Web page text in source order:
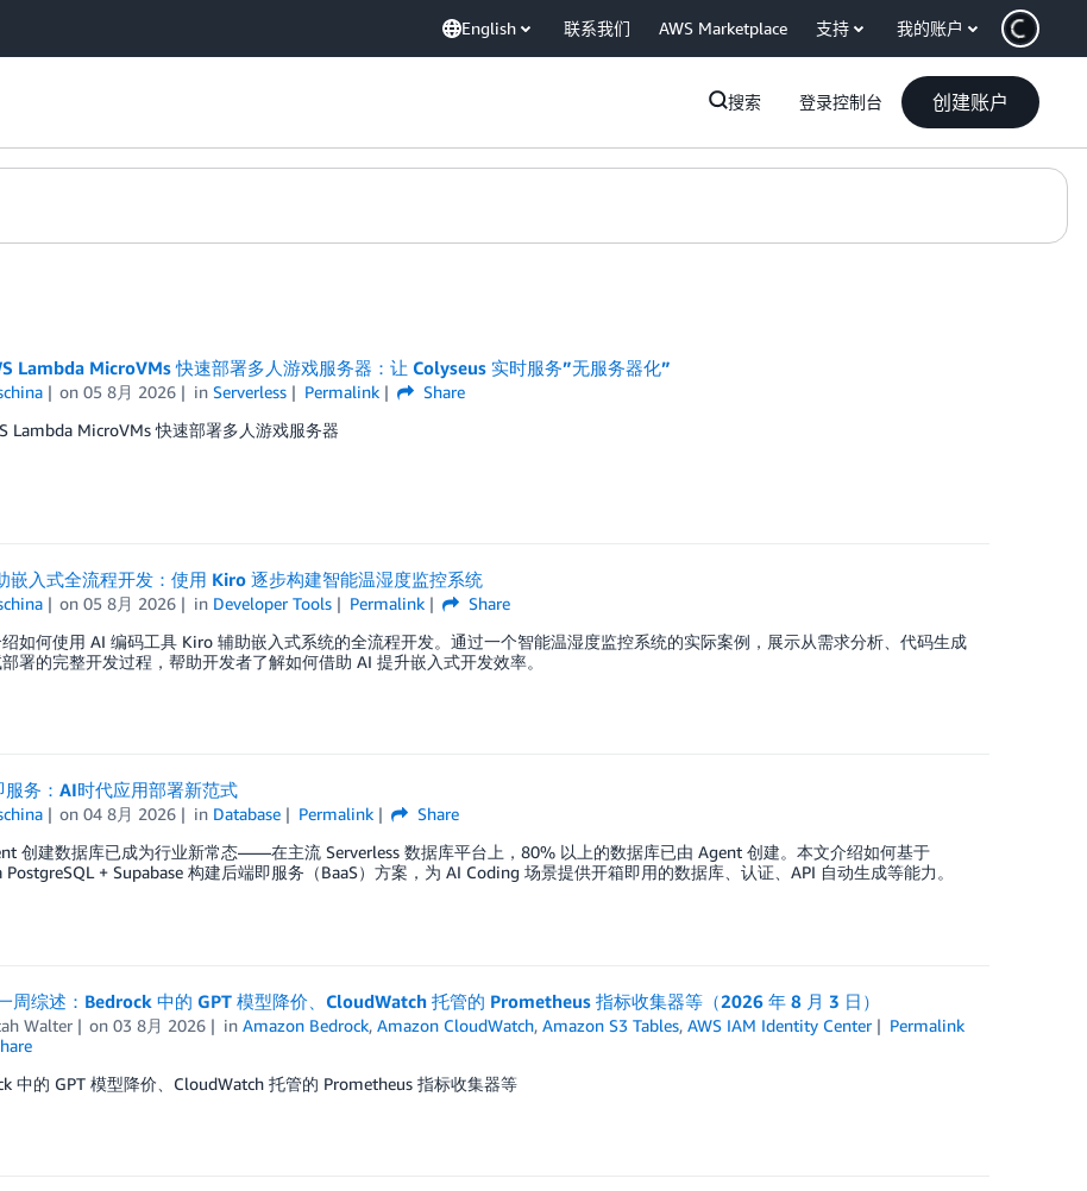
English 联系我们 AWS Marketplace 支持 我的账户
搜索 登录控制台 创建账户
Lambda MicroVMs 快速部署多人游戏服务器：让 Colyseus 实时服务”无服务器化”
on05 8月 2026 inServerless Permalink
Share
Lambda MicroVMs 快速部署多人游戏服务器
嵌入式全流程开发：使用 Kiro 逐步构建智能温湿度监控系统
on05 8月 2026 in Developer Tools Permalink
Share
如何使用 AI 编码工具 Kiro 辅助嵌入式系统的全流程开发。通过一个智能温湿度监控系统的实际案例，展示从需求分析、代码生成
署的完整开发过程，帮助开发者了解如何借助 AI 提升嵌入式开发效率。
服务：AI时代应用部署新范式
on04 8月 2026 in Database Permalink
Share
创建数据库已成为行业新常态——在主流 Serverless 数据库平台上，80% 以上的数据库已由 Agent 创建。本文介绍如何基于
PostgreSQL + Supabase 构建后端即服务（BaaS）方案，为 AI Coding 场景提供开箱即用的数据库、认证、API 自动生成等能力。
周综述：Bedrock 中的 GPT 模型降价、CloudWatch 托管的 Prometheus 指标收集器等（2026 年 8 月 3 日）
Walter on03 8月 2026 inAmazon Bedrock,Amazon CloudWatch,Amazon S3 Tables,AWS IAM Identity Center
Permalink
中的 GPT 模型降价、CloudWatch 托管的 Prometheus 指标收集器等